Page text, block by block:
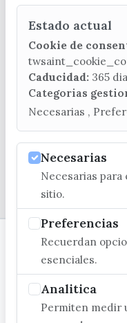
CONTACTA CON
(+34) 952
C/
Estado actual
Cookie de
Caducidad: 365
Categorias
Necesarias
Necesarias
sitio.
Preferencias
Recuerdan
esenciales.
Analitica
Permiten medir